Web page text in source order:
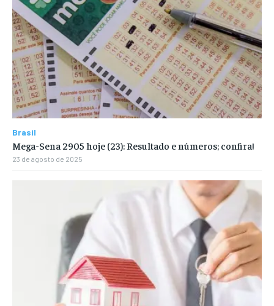
Brasil
Mega-Sena 2905 hoje (23): Resultado e números; confira!
23 de agosto de 2025